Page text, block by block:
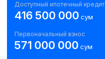
Доступный ипотечный кредит
416 500 000 сум
Первоначальный взнос
571 000 000 сум